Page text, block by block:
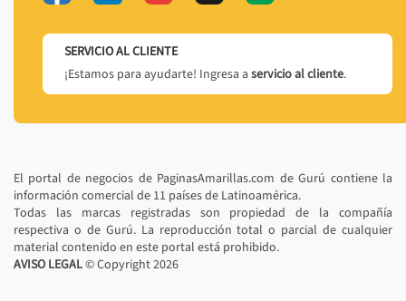
SERVICIO AL CLIENTE
¡Estamos para ayudarte! Ingresa a servicio al cliente.
El portal de negocios de PaginasAmarillas.com de Gurú contiene la
información comercial de 11 países de Latinoamérica.
Todas las marcas registradas son propiedad de la compañía
respectiva o de Gurú. La reproducción total o parcial de cualquier
material contenido en este portal está prohibido.
AVISO LEGAL© Copyright2026